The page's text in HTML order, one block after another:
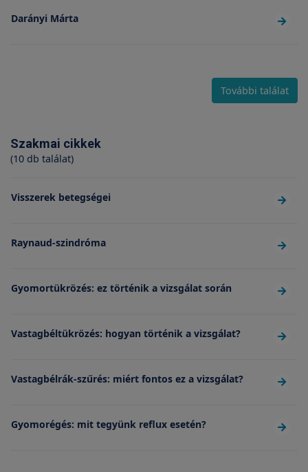
Darányi Márta
További találat
Szakmai cikkek
(10 db találat)
Visszerek betegségei
Raynaud-szindróma
Gyomortükrözés: ez történik a vizsgálat során
Vastagbéltükrözés: hogyan történik a vizsgálat?
Vastagbélrák-szűrés: miért fontos ez a vizsgálat?
Gyomorégés: mit tegyünk reflux esetén?